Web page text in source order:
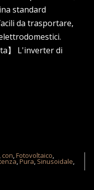
standard
da trasportare,
】 L'inverter di
, con,Fotovoltaico,
,Pura, Sinusoidale,